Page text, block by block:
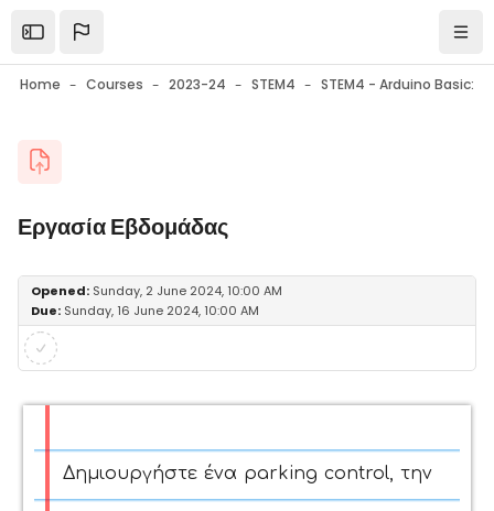
Open the sidebar
Home Courses 2023-24 STEM4
Blocks
Εργασία Εβδομάδας
Blocks
Completion requirements
Opened: Sunday, 2 June 2024, 10:00 AM
Due: Sunday, 16 June 2024, 10:00 AM
Δημιουργήστε ένα parking control, την